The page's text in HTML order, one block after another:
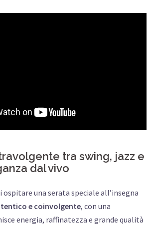
tra swing, jazz e
dal vivo
ospitare una serata speciale all’insegna
e coinvolgente, con una
energia, raffinatezza e grande qualità